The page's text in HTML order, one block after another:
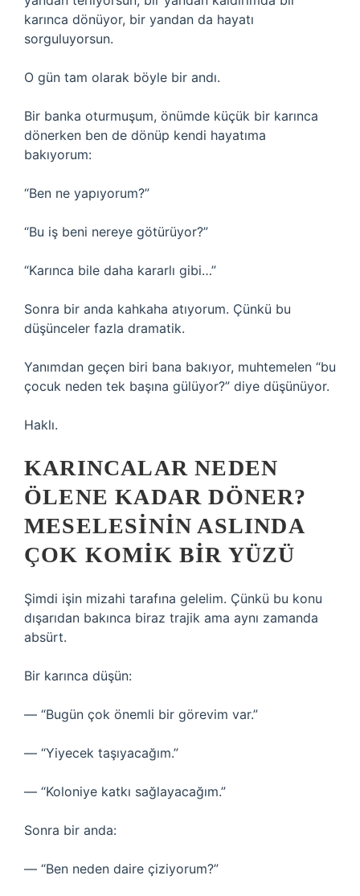
karınca dönüyor, bir yandan da hayatı
sorguluyorsun.
O gün tam olarak böyle bir andı.
Bir banka oturmuşum, önümde küçük bir karınca
dönerken ben de dönüp kendi hayatıma
bakıyorum:
“Ben ne yapıyorum?”
“Bu iş beni nereye götürüyor?”
“Karınca bile daha kararlı gibi…”
Sonra bir anda kahkaha atıyorum. Çünkü bu
düşünceler fazla dramatik.
Yanımdan geçen biri bana bakıyor, muhtemelen “bu
çocuk neden tek başına gülüyor?” diye düşünüyor.
Haklı.
KARINCALAR NEDEN
ÖLENE KADAR DÖNER?
MESELESININ ASLINDA
ÇOK KOMIK BIR YÜZÜ
Şimdi işin mizahi tarafına gelelim. Çünkü bu konu
dışarıdan bakınca biraz trajik ama aynı zamanda
absürt.
Bir karınca düşün:
— “Bugün çok önemli bir görevim var.”
— “Yiyecek taşıyacağım.”
— “Koloniye katkı sağlayacağım.”
Sonra bir anda:
— “Ben neden daire çiziyorum?”